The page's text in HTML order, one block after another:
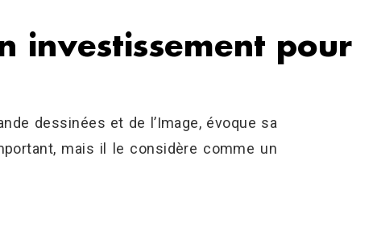
investissement pour
dessinées et de l’Image, évoque sa
mais il le considère comme un